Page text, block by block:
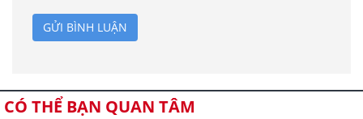
GỬI BÌNH LUẬN
CÓ THỂ BẠN QUAN TÂM